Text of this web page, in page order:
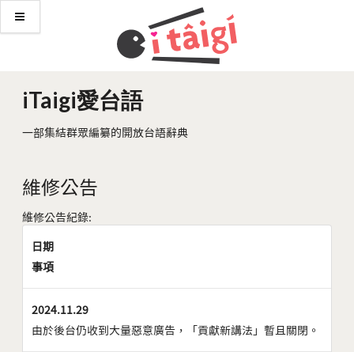
iTaigi愛台語
一部集結群眾編纂的開放台語辭典
維修公告
維修公告紀錄:
日期
事項
2024.11.29
由於後台仍收到大量惡意廣告，「貢獻新講法」暫且關閉。